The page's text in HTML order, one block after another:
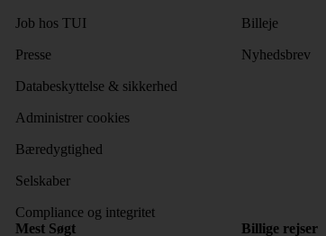
Job hos TUI
Presse
Databeskyttelse & sikkerhed
Administrer cookies
Bæredygtighed
Selskaber
Compliance og integritet
Billeje
Nyhedsbrev
Mest Søgt Billige rejser